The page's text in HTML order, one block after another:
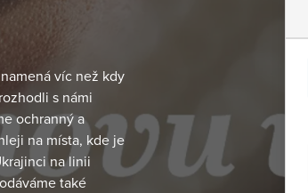
víc než kdy
s námi
ochranný a
na místa, kde je
na linii
také